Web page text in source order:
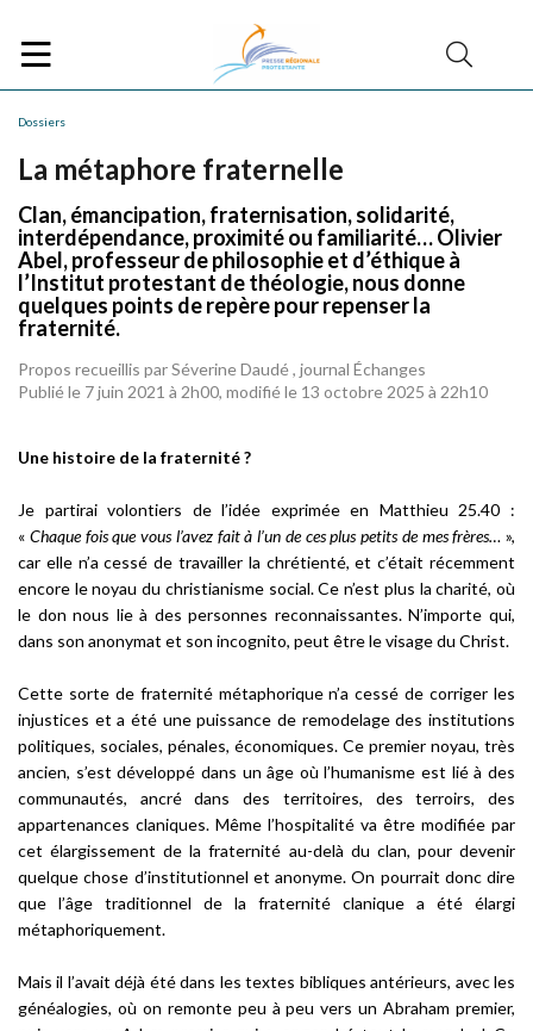
Dossiers
La métaphore fraternelle
Clan, émancipation, fraternisation, solidarité,
interdépendance, proximité ou familiarité… Olivier
Abel, professeur de philosophie et d’éthique à
l’Institut protestant de théologie, nous donne
quelques points de repère pour repenser la
fraternité.
Propos recueillis par Séverine Daudé , journal Échanges
Publié le 7 juin 2021 à 2h00, modifié le 13 octobre 2025 à 22h10
Une histoire de la fraternité ?
Je partirai volontiers de l’idée exprimée en Matthieu 25.40 :
« Chaque fois que vous l’avez fait à l’un de ces plus petits de mes frères… »,
car elle n’a cessé de travailler la chrétienté, et c’était récemment
encore le noyau du christianisme social. Ce n’est plus la charité, où
le don nous lie à des personnes reconnaissantes. N’importe qui,
dans son anonymat et son incognito, peut être le visage du Christ.
Cette sorte de fraternité métaphorique n’a cessé de corriger les
injustices et a été une puissance de remodelage des institutions
politiques, sociales, pénales, économiques. Ce premier noyau, très
ancien, s’est développé dans un âge où l’humanisme est lié à des
communautés, ancré dans des territoires, des terroirs, des
appartenances claniques. Même l’hospitalité va être modifiée par
cet élargissement de la fraternité au-delà du clan, pour devenir
quelque chose d’institutionnel et anonyme. On pourrait donc dire
que l’âge traditionnel de la fraternité clanique a été élargi
métaphoriquement.
Mais il l’avait déjà été dans les textes bibliques antérieurs, avec les
généalogies, où on remonte peu à peu vers un Abraham premier,